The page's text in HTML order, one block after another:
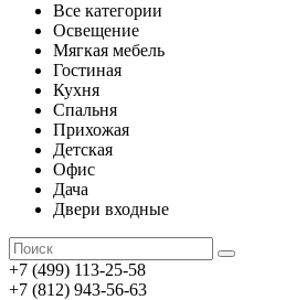
Все категории
Освещение
Мягкая мебель
Гостиная
Кухня
Спальня
Прихожая
Детская
Офис
Дача
Двери входные
+7 (499) 113-25-58
+7 (812) 943-56-63